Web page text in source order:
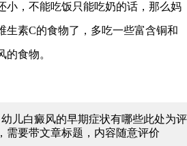
小，不能吃饭只能吃奶的话，那么妈
生素C的食物了，多吃一些富含铜和
的食物。
幼儿白癜风的早期症状有哪些此处为评
需要带文章标题，内容随意评价